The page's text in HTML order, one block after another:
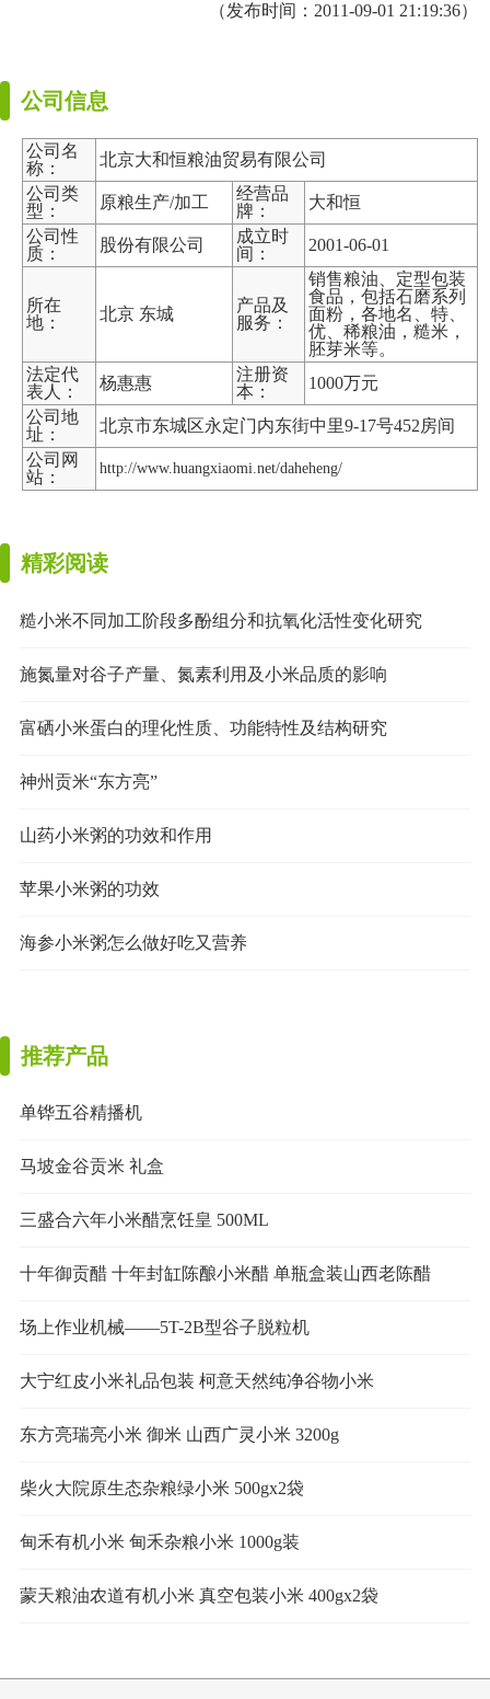
（发布时间：2011-09-01 21:19:36）
公司信息
公司名
称：
北京大和恒粮油贸易有限公司
公司类
型：
原粮生产/加工
经营品
牌：
大和恒
公司性
质：
股份有限公司
成立时
间：
2001-06-01
所在
地：
北京 东城
产品及
服务：
销售粮油、定型包装
食品，包括石磨系列
面粉，各地名、特、
优、稀粮油，糙米，
胚芽米等。
法定代
表人：
杨惠惠
注册资
本：
1000万元
公司地
址：
北京市东城区永定门内东街中里9-17号452房间
公司网
站：
http://www.huangxiaomi.net/daheheng/
精彩阅读
糙小米不同加工阶段多酚组分和抗氧化活性变化研究
施氮量对谷子产量、氮素利用及小米品质的影响
富硒小米蛋白的理化性质、功能特性及结构研究
神州贡米“东方亮”
山药小米粥的功效和作用
苹果小米粥的功效
海参小米粥怎么做好吃又营养
推荐产品
单铧五谷精播机
马坡金谷贡米 礼盒
三盛合六年小米醋烹饪皇 500ML
十年御贡醋 十年封缸陈酿小米醋 单瓶盒装山西老陈醋
场上作业机械——5T-2B型谷子脱粒机
大宁红皮小米礼品包装 柯意天然纯净谷物小米
东方亮瑞亮小米 御米 山西广灵小米 3200g
柴火大院原生态杂粮绿小米 500gx2袋
甸禾有机小米 甸禾杂粮小米 1000g装
蒙天粮油农道有机小米 真空包装小米 400gx2袋